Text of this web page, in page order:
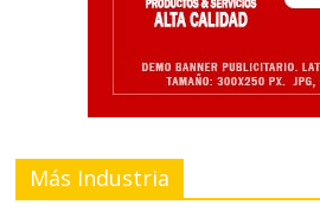
Más Industria